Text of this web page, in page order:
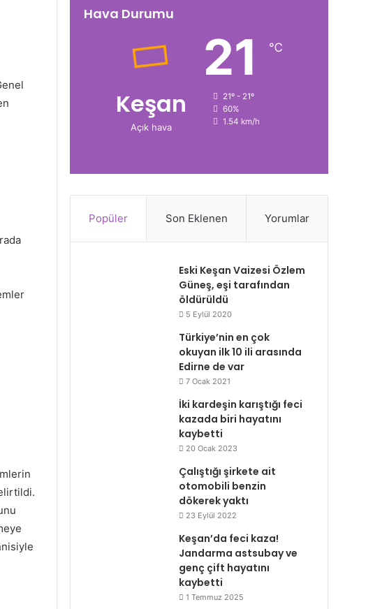
Hava Durumu
Keşan
Açık hava
21 ℃
21º - 21º
60%
1.54 km/h
Popüler Son Eklenen Yorumlar
Eski Keşan Vaizesi Özlem
Güneş, eşi tarafından
öldürüldü
5 Eylül 2020
Türkiye’nin en çok
okuyan ilk 10 ili arasında
Edirne de var
7 Ocak 2021
İki kardeşin karıştığı feci
kazada biri hayatını
kaybetti
20 Ocak 2023
Çalıştığı şirkete ait
otomobili benzin
dökerek yaktı
23 Eylül 2022
Keşan’da feci kaza!
Jandarma astsubay ve
genç çift hayatını
kaybetti
1 Temmuz 2025